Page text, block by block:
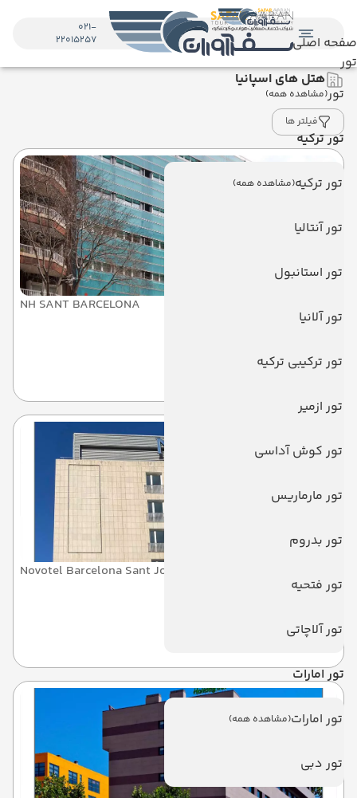
صفحه اصلی
تور
تور(مشاهده همه)
تور ترکیه
تور ترکیه(مشاهده همه)
تور آنتالیا
تور استانبول
تور آلانیا
تور ترکیبی ترکیه
تور ازمیر
تور کوش آداسی
تور مارماریس
تور بدروم
تور فتحیه
تور آلاچاتی
تور امارات
تور امارات(مشاهده همه)
تور دبی
021-
22015257
هتل های اسپانیا
فیلتر ها
NH SANT BARCELONA
ان اچ سنت بارسلونا
بارسلون
Novotel Barcelona Sant Joan Despi
نووتل بارسلونا سنت جان دِسپی
بارسلون